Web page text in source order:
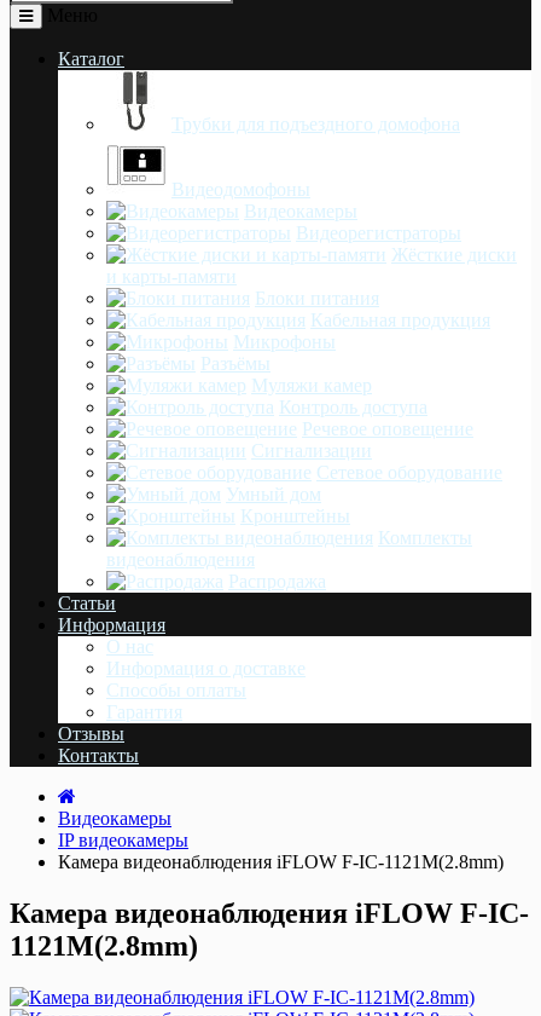
Каталог
Трубки для подъездного домофона
Видеодомофоны
Видеокамеры
Видеорегистраторы
Жёсткие диски
и карты-памяти
Блоки питания
Кабельная продукция
Микрофоны
Разъёмы
Муляжи камер
Контроль доступа
Речевое оповещение
Сигнализации
Сетевое оборудование
Умный дом
Кронштейны
Комплекты
видеонаблюдения
Распродажа
Статьи
Информация
О нас
Информация о доставке
Cпособы оплаты
Гарантия
Отзывы
Контакты
Видеокамеры
IP видеокамеры
Камера видеонаблюдения iFLOW F-IC-1121M(2.8mm)
Камера видеонаблюдения iFLOW F-IC-
1121M(2.8mm)